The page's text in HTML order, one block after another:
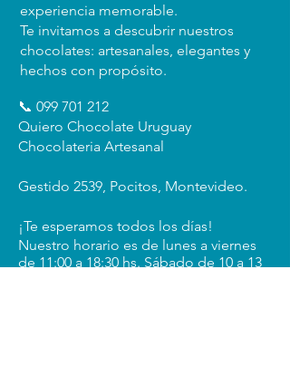
experiencia memorable.
Te invitamos a descubrir nuestros
chocolates: artesanales, elegantes y
hechos con propósito.
📞 099 701 212
Quiero Chocolate Uruguay
Chocolateria Artesanal
Gestido 2539, Pocitos, Montevideo.
¡Te esperamos todos los días!
Nuestro horario es de lunes a viernes
de 11:00 a 18:30 hs. Sábado de 10 a 13